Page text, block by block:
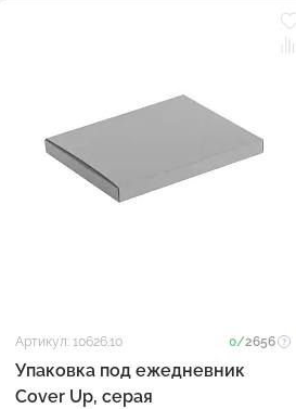
Артикул: 10626.10 0/2656
Упаковка под ежедневник
Cover Up, серая